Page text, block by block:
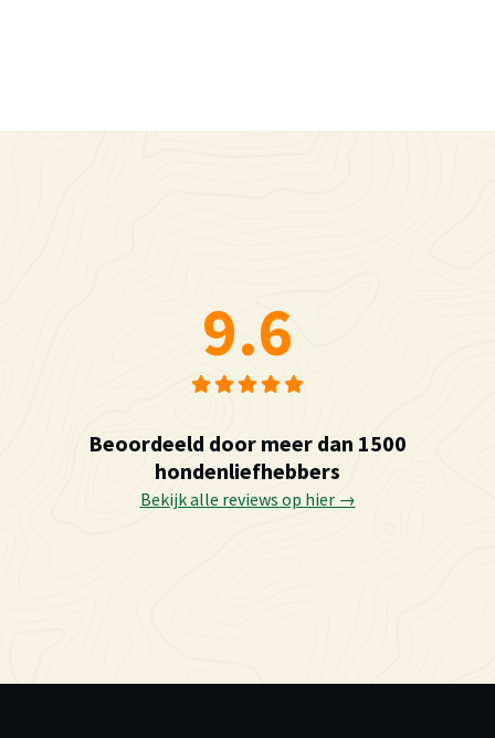
9.6
Beoordeeld door meer dan 1500
hondenliefhebbers
Bekijk alle reviews op hier →